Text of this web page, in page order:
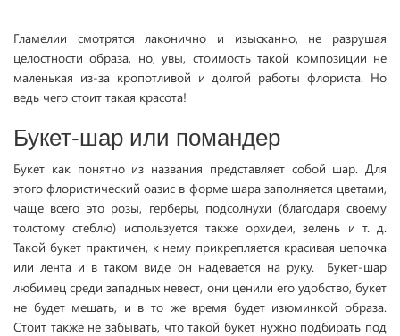
Гламелии смотрятся лаконично и изысканно, не разрушая
целостности образа, но, увы, стоимость такой композиции не
маленькая из-за кропотливой и долгой работы флориста. Но
ведь чего стоит такая красота!
Букет-шар или помандер
Букет как понятно из названия представляет собой шар. Для
этого флористический оазис в форме шара заполняется цветами,
чаще всего это розы, герберы, подсолнухи (благодаря своему
толстому стеблю) используется также орхидеи, зелень и т. д.
Такой букет практичен, к нему прикрепляется красивая цепочка
или лента и в таком виде он надевается на руку.
Букет-шар
любимец среди западных невест, они ценили его удобство, букет
не будет мешать, и в то же время будет изюминкой образа.
Стоит также не забывать, что такой букет нужно подбирать под